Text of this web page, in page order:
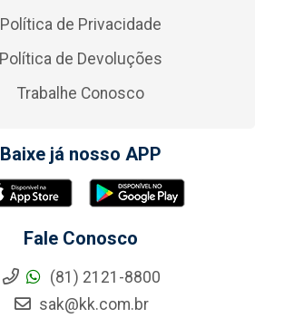
Política de Privacidade
Política de Devoluções
Trabalhe Conosco
Baixe já nosso APP
Fale Conosco
(81) 2121-8800
sak@kk.com.br